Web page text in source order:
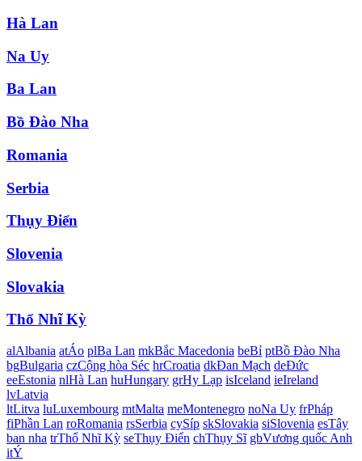
Hà Lan
Na Uy
Ba Lan
Bồ Đào Nha
Romania
Serbia
Thụy Điển
Slovenia
Slovakia
Thổ Nhĩ Kỳ
alAlbania atÁo plBa Lan mkBắc Macedonia beBỉ ptBồ Đào Nha
bgBulgaria czCộng hòa Séc hrCroatia dkĐan Mạch deĐức
eeEstonia nlHà Lan huHungary grHy Lạp isIceland ieIreland
lvLatvia
ltLitva luLuxembourg mtMalta meMontenegro noNa Uy frPháp
fiPhần Lan roRomania rsSerbia cySíp skSlovakia siSlovenia esTây
ban nha trThổ Nhĩ Kỳ seThụy Điển chThụy Sĩ gbVương quốc Anh
itÝ